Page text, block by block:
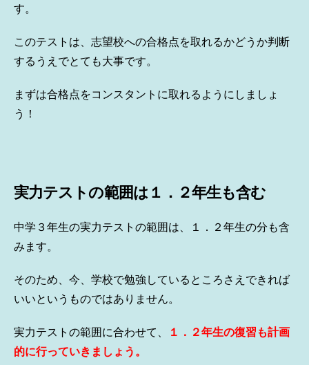
す。
このテストは、志望校への合格点を取れるかどうか判断
するうえでとても大事です。
まずは合格点をコンスタントに取れるようにしましょ
う！
実力テストの範囲は１．２年生も含む
中学３年生の実力テストの範囲は、１．２年生の分も含
みます。
そのため、今、学校で勉強しているところさえできれば
いいというものではありません。
実力テストの範囲に合わせて、
１．２年生の復習も計画
的に行っていきましょう。